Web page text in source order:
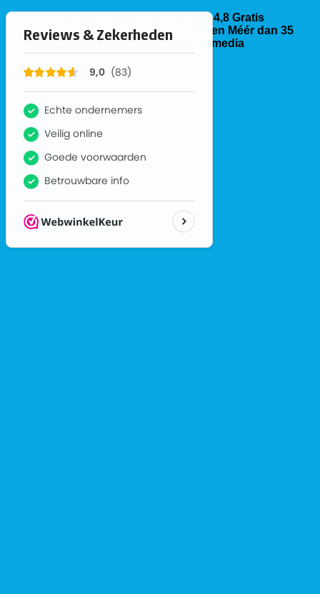
Ga
naar
inhoud
Klanten beoordelen ons met een 4,8 Gratis
omruilen of retour binnen 14 dagen Méér dan 35
jaar lang specialist in storage en media